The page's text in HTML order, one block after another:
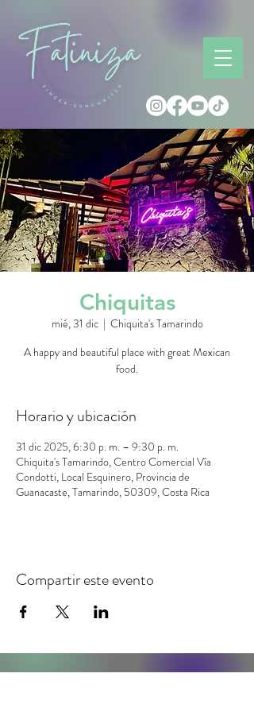
Chiquitas
mié, 31 dic
  |
Chiquita's Tamarindo
A happy and beautiful place with great Mexican
food.
Horario y ubicación
31 dic 2025, 6:30 p. m. – 9:30 p. m.
Chiquita's Tamarindo, Centro Comercial Vía
Condotti, Local Esquinero, Provincia de
Guanacaste, Tamarindo, 50309, Costa Rica
Compartir este evento